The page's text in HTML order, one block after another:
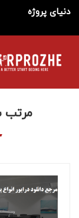
دنیای پروژه
مرتب